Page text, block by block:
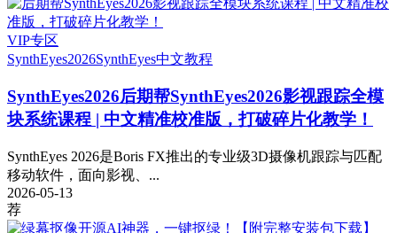
VIP专区
SynthEyes2026SynthEyes中文教程
SynthEyes2026后期帮SynthEyes2026影视跟踪全模
块系统课程 | 中文精准校准版，打破碎片化教学！
SynthEyes 2026是Boris FX推出的专业级3D摄像机跟踪与匹配
移动软件，面向影视、...
2026-05-13
荐